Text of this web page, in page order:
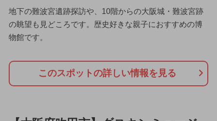
地下の難波宮遺跡探訪や、10階からの大阪城・難波宮跡
の眺望も見どころです。歴史好きな親子におすすめの博
物館です。
このスポットの詳しい情報を見る